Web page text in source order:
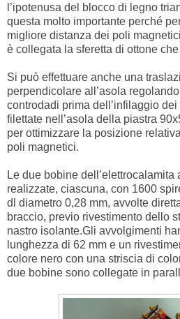
l’ipotenusa del blocco di legno
questa molto importante perché
migliore distanza dei poli
è collegata la sferetta di ottone
Si può effettuare anche una
perpendicolare all’asola
controdadi prima dell’infilaggio
filettate nell’asola della piastra
per ottimizzare la posizione
poli magnetici.
Le due bobine
realizzate, ciascuna, con 1600
dl diametro 0,28 mm, avvolte
braccio, previo rivestimento dello
nastro isolante.Gli avvolgimenti
lunghezza di 62 mm e un
colore nero con una striscia di
due bobine sono collegate in